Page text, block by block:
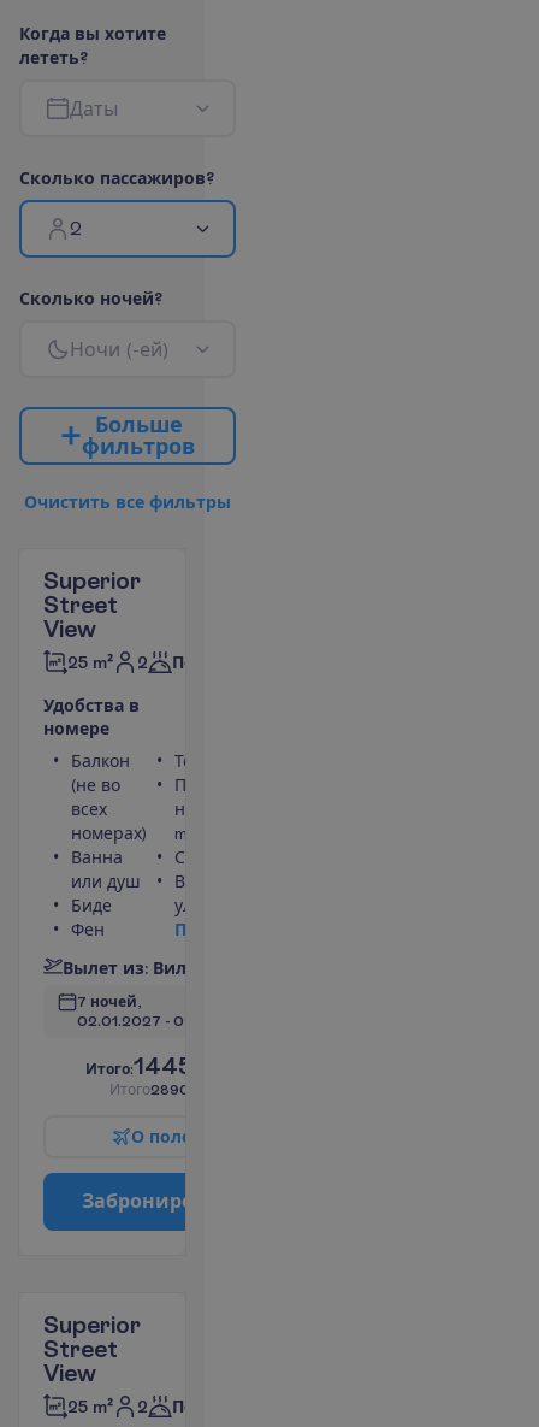
Когда вы хотите
лететь?
Даты
Сколько пассажиров?
2
Сколько ночей?
Ночи (-ей)
Больше
фильтров
Очистить все фильтры
Superior
Street
View
25 m² 2 Полупансион
Удобства в
номере
Балкон
(не во
всех
номерах)
Ванна
или душ
Биде
Фен
Телефон
Площадь
номера 25
m²
Сейф
Вид на
улицу
П
Вылет из: Вил
7 ночей,
02.01.2027 - 09.01.2027
Итого:1445.00
Итого2890.00
О поле
Заброниро
Superior
Street
View
25 m² 2 Полупансион